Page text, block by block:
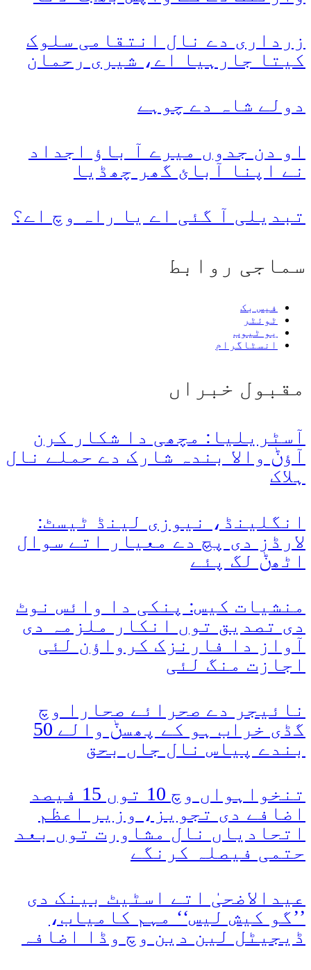
زرداری دے نال انتقامی سلوک
کیتا جارہیا اے، شیری رحمان
دولے شاہ دے چوہے
او دن جدوں میرے آ باؤ اجداد
نے اپنا آبائ گھر چھڈیا
تبدیلی آ گئی اے یا راہ وچ اے؟
سماجی روابط
فیس بک
ٹوئٹر
یو ٹیوب
انسٹاگرام
مقبول خبراں
آسٹریلیا: مچھی دا شکار کرن
آؤݨ والا بندہ شارک دے حملے نال
ہلاک
انگلینڈ، نیوزی لینڈ ٹیسٹ:
لارڈز دی پچ دے معیار اتے سوال
اٹھݨ لگ پئے
منشیات کیس: پنکی دا وائس نوٹ
دی تصدیق توں انکار ملزمہ دی
آواز دا فارنزک کرواؤن لئی
اجازت منگ لئی
نائیجر دے صحرائے صحارا وچ
گڈی خراب ہو کے پھسݨ والے 50
بندے پیاس نال جاں بحق
تنخواہواں وچ 10 توں 15 فیصد
اضافے دی تجویز، وزیر اعظم
اتحادیاں نال مشاورت توں بعد
حتمی فیصلہ کرنگے
عیدالاضحیٰ اتے اسٹیٹ بینک دی
’’گو کیش لیس‘‘ مہم کامیاب،
ڈیجیٹل لین دین وچ وڈا اضافہ